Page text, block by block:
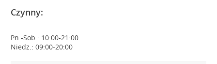
Czynny:
Pn.-Sob.: 10:00-21:00
Niedz.: 09:00-20:00